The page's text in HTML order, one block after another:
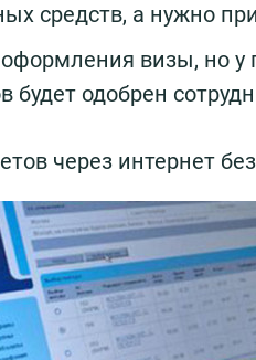
средств, а нужно
визы, но у
будет одобрен
через интернет